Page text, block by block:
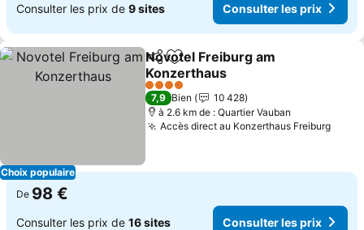
Consulter les prix de 9 sites Consulter les prix
Choix populaire
PartagerAjouter à mes favoris
Novotel Freiburg am
Konzerthaus
4 Étoiles
7,9 Bien
10 428
à 2.6 km de : Quartier Vauban
Accès direct au Konzerthaus Freiburg
De 98 €
Consulter les prix de 16 sites Consulter les prix